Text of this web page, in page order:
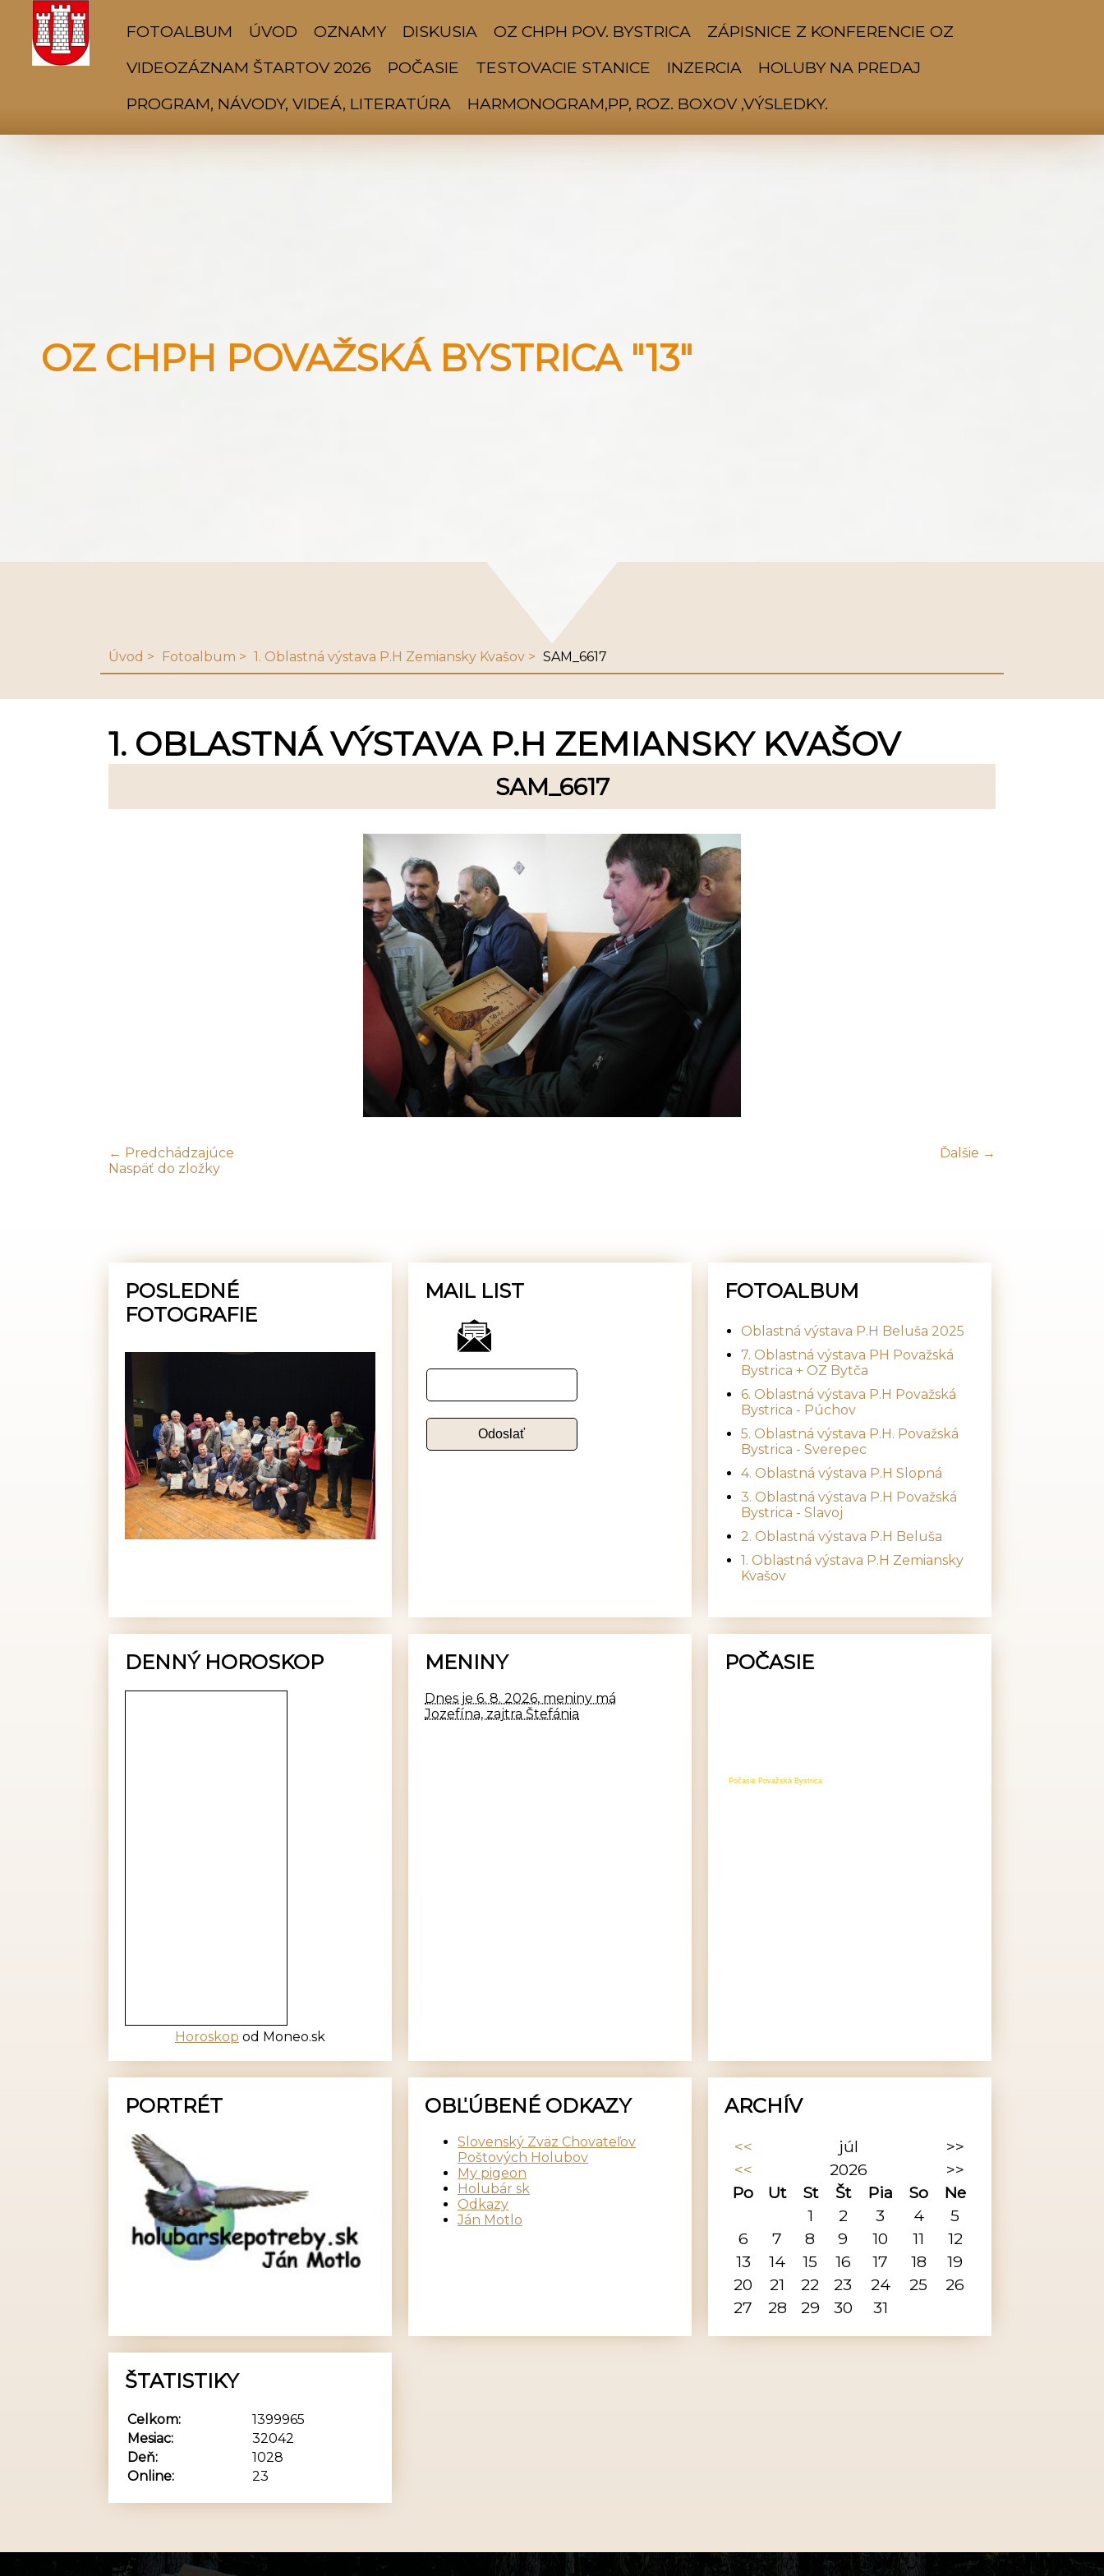
FOTOALBUM ÚVOD OZNAMY DISKUSIA OZ CHPH POV. BYSTRICA
ZÁPISNICE Z KONFERENCIE OZ
VIDEOZÁZNAM ŠTARTOV 2026
POČASIE TESTOVACIE STANICE INZERCIA
HOLUBY NA PREDAJ
PROGRAM, NÁVODY, VIDEÁ, LITERATÚRA
HARMONOGRAM,PP, ROZ. BOXOV ,VÝSLEDKY.
OZ CHPH POVAŽSKÁ BYSTRICA "13"
Úvod Fotoalbum 1. Oblastná výstava P.H Zemiansky Kvašov SAM_6617
1. OBLASTNÁ VÝSTAVA P.H ZEMIANSKY KVAŠOV
SAM_6617
← Predchádzajúce
Ďalšie →
Naspäť do zložky
POSLEDNÉ
FOTOGRAFIE
MAIL LIST FOTOALBUM
Oblastná výstava P.H Beluša 2025
7. Oblastná výstava PH Považská
Bystrica + OZ Bytča
6. Oblastná výstava P.H Považská
Bystrica - Púchov
5. Oblastná výstava P.H. Považská
Bystrica - Sverepec
4. Oblastná výstava P.H Slopná
3. Oblastná výstava P.H Považská
Bystrica - Slavoj
2. Oblastná výstava P.H Beluša
1. Oblastná výstava P.H Zemiansky
Kvašov
DENNÝ HOROSKOP
Horoskop od Moneo.sk
MENINY
Dnes je 6. 8. 2026, meniny má
Jozefína, zajtra Štefánia
POČASIE
Počasie Považská Bystrica
PORTRÉT OBĽÚBENÉ ODKAZY
Slovenský Zväz Chovateľov
Poštových Holubov
My pigeon
Holubár sk
Odkazy
Ján Motlo
ARCHÍV
<< júl
>>
<<
2026
>>
Po
Ut St Št Pia So
Ne
1
2 3 4
5
6
7 8 9 10 11
12
13
14 15 16 17 18
19
20
21 22 23 24 25
26
27
28 29 30 31
ŠTATISTIKY
Online: 23
Celkom:
1399965
Mesiac:
32042
Deň:
1028